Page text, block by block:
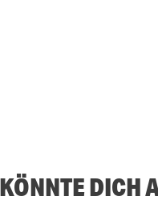
DICH